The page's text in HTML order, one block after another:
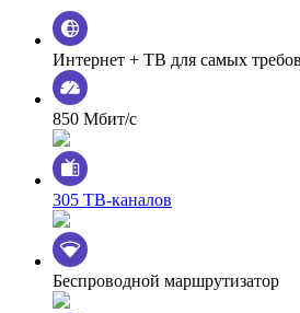
Интернет + ТВ для самых
850 Мбит/с
305 ТВ-каналов
Беспроводной маршрутизатор